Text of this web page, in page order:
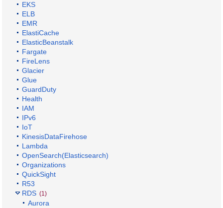
EKS
ELB
EMR
ElastiCache
ElasticBeanstalk
Fargate
FireLens
Glacier
Glue
GuardDuty
Health
IAM
IPv6
IoT
KinesisDataFirehose
Lambda
OpenSearch(Elasticsearch)
Organizations
QuickSight
R53
RDS (1)
Aurora